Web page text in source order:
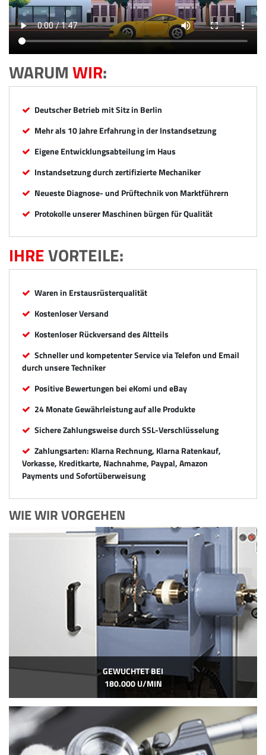
WARUMWIR:
Deutscher Betrieb mit Sitz in Berlin
Mehr als 10 Jahre Erfahrung in der Instandsetzung
Eigene Entwicklungsabteilung im Haus
Instandsetzung durch zertifizierte Mechaniker
Neueste Diagnose- und Prüftechnik von Marktführern
Protokolle unserer Maschinen bürgen für Qualität
IHREVORTEILE:
Waren in Erstausrüsterqualität
Kostenloser Versand
Kostenloser Rückversand des Altteils
Schneller und kompetenter Service via Telefon und Email
durch unsere Techniker
Positive Bewertungen bei eKomi und eBay
24 Monate Gewährleistung auf alle Produkte
Sichere Zahlungsweise durch SSL-Verschlüsselung
Zahlungsarten: Klarna Rechnung, Klarna Ratenkauf,
Vorkasse, Kreditkarte, Nachnahme, Paypal, Amazon
Payments und Sofortüberweisung
WIE WIR VORGEHEN
GEWUCHTET BEI
180.000 U/MIN